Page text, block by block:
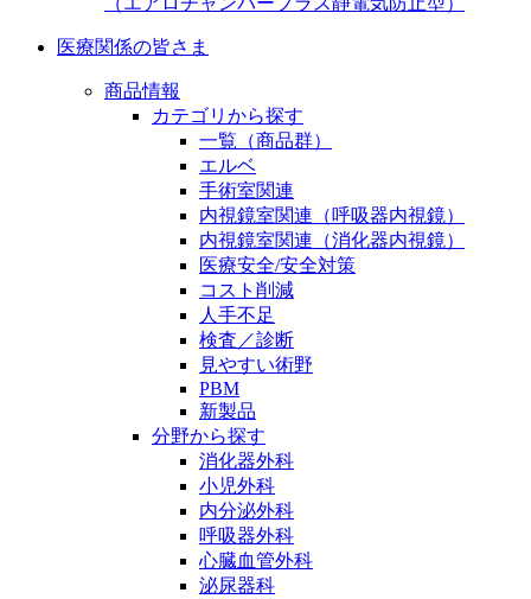
医療関係の皆さま
商品情報
カテゴリから探す
一覧（商品群）
エルベ
手術室関連
内視鏡室関連（呼吸器内視鏡）
内視鏡室関連（消化器内視鏡）
医療安全/安全対策
コスト削減
人手不足
検査／診断
見やすい術野
PBM
新製品
分野から探す
消化器外科
小児外科
内分泌外科
呼吸器外科
心臓血管外科
泌尿器科